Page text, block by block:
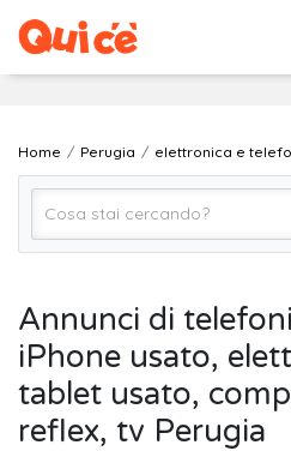
Home Perugia elettronica e
Perugia
Cerca
Annunci di
iPhone usato,
tablet usato,
reflex, tv Perugia